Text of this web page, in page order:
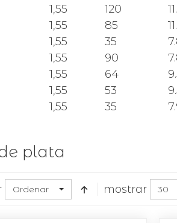
1,55 120
1,55 85
1,55 35
1,55 90
1,55 64
1,55 53
1,55 35
plata
Ordenar mostrar 30